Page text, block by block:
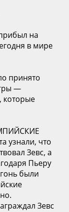
на
в мире
принято
—
которые
узнали, что
Зевс, а
Пьеру
были
Зевс